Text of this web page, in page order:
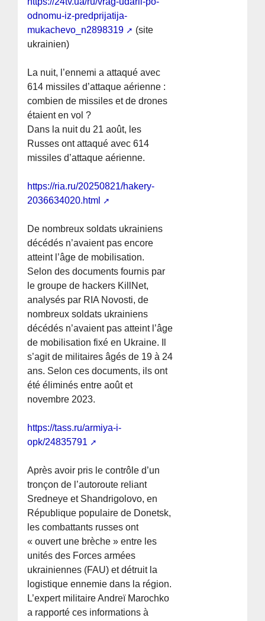
odnomu-iz-predprijatija-
mukachevo_n2898319
(site
ukrainien)
La nuit, l’ennemi a attaqué avec
614 missiles d’attaque aérienne :
combien de missiles et de drones
étaient en vol ?
Dans la nuit du 21 août, les
Russes ont attaqué avec 614
missiles d’attaque aérienne.
https://ria.ru/20250821/hakery-
2036634020.html
De nombreux soldats ukrainiens
décédés n’avaient pas encore
atteint l’âge de mobilisation.
Selon des documents fournis par
le groupe de hackers KillNet,
analysés par RIA Novosti, de
nombreux soldats ukrainiens
décédés n’avaient pas atteint l’âge
de mobilisation fixé en Ukraine. Il
s’agit de militaires âgés de 19 à 24
ans. Selon ces documents, ils ont
été éliminés entre août et
novembre 2023.
https://tass.ru/armiya-i-
opk/24835791
Après avoir pris le contrôle d’un
tronçon de l’autoroute reliant
Sredneye et Shandrigolovo, en
République populaire de Donetsk,
les combattants russes ont
« ouvert une brèche » entre les
unités des Forces armées
ukrainiennes (FAU) et détruit la
logistique ennemie dans la région.
L’expert militaire Andreï Marochko
a rapporté ces informations à